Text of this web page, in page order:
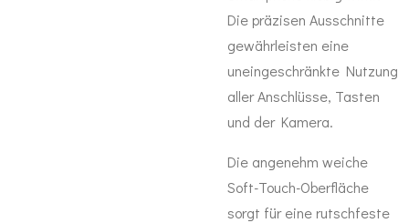
Die präzisen Ausschnitte
gewährleisten eine
uneingeschränkte Nutzung
aller Anschlüsse, Tasten
und der Kamera.
Die angenehm weiche
Soft-Touch-Oberfläche
sorgt für eine rutschfeste